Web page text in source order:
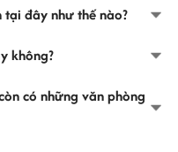
Nguyễn Thái Bình, Quận
PEARL
Nguyễn Thái Bình, Quận
đây như thế nào?
không?
có những văn phòng